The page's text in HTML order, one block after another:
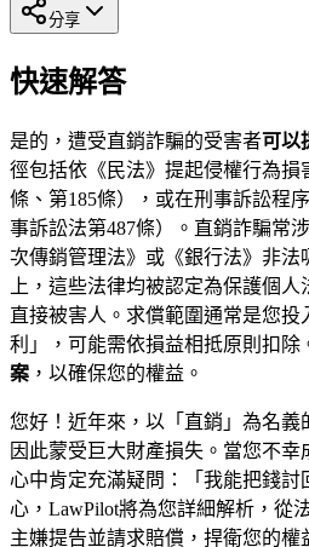
分享
快速解答
是的，遭受直銷詐騙的受害者可以
徑包括依《民法》提起侵權行為損
條、第185條），或在刑事訴訟程
事訴訟法第487條）。直銷詐騙常
次傳銷管理法》或《銀行法》非
上，這些法律均被認定為保護個
直接被害人。求償範圍通常是您
利」，可能需依損益相抵原則扣除
案 ，以確保您的權益。
您好！近年來，以「直銷」為名義
因此蒙受巨大財產損失。當您不幸
心中肯定充滿疑問：「我能把錢
心，LawPilot將為您詳細解析，從
主嫌提告並請求賠償，捍衛您的權